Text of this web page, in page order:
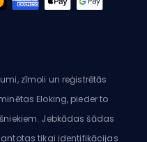
zīmoli un reģistrētās
Eloking, pieder to
Jebkādas šādas
tikai identifikācijas